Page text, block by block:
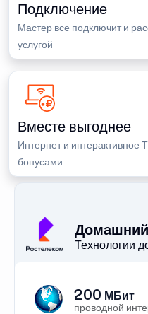
Подключение
Мастер все подключит и
услугой
Вместе выгоднее
Интернет и интерактивное
бонусами
Домашний
Технологии
200 МБит
проводной